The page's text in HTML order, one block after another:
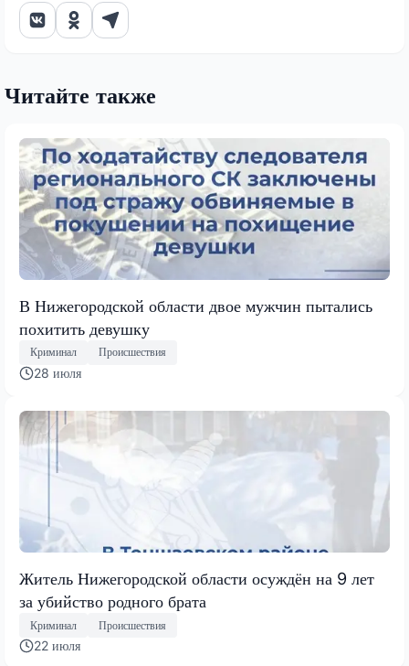
Читайте также
В Нижегородской области двое мужчин пытались
похитить девушку
Криминал Происшествия
28 июля
Житель Нижегородской области осуждён на 9 лет
за убийство родного брата
Криминал Происшествия
22 июля